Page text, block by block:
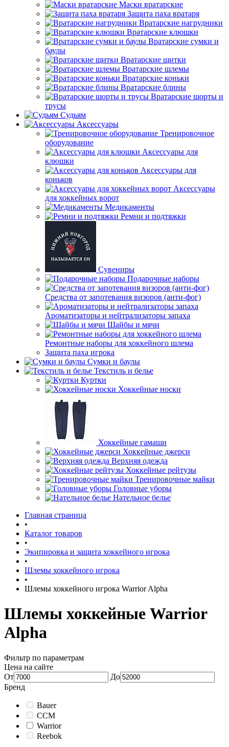
Маски вратарские
Защита паха вратаря
Вратарские нагрудники
Вратарские клюшки
Вратарские сумки и
баулы
Вратарские щитки
Вратарские шлемы
Вратарские коньки
Вратарские блины
Вратарские шорты и
трусы
Судьям
Аксессуары
Тренировочное
оборудование
Аксессуары для
клюшки
Аксессуары для
коньков
Аксессуары
для хоккейных ворот
Медикаменты
Ремни и подтяжки
Сувениры
Подарочные наборы
Средства от запотевания визоров (анти-фог)
Ароматизаторы и нейтрализаторы запаха
Шайбы и мячи
Ремонтные наборы для хоккейного шлема
Защита паха игрока
Сумки и баулы
Текстиль и белье
Куртки
Хоккейные носки
Хоккейные гамаши
Хоккейные джерси
Верхняя одежда
Хоккейные рейтузы
Тренировочные майки
Головные уборы
Нательное белье
Главная страница
•
Каталог товаров
•
Экипировка и защита хоккейного игрока
•
Шлемы хоккейного игрока
•
Шлемы хоккейного игрока Warrior Alpha
Шлемы хоккейные Warrior
Alpha
Фильтр по параметрам
Цена на сайте
От
До
Бренд
Bauer
CCM
Warrior
Reebok